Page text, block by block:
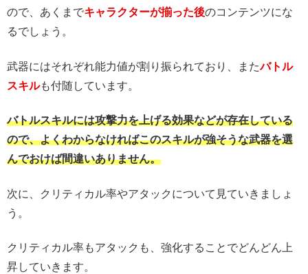
ので、あくまでキャラクターが揃った後のコンテンツにな
るでしょう。
武器にはそれぞれ能力値が割り振られており、またバトル
スキルも付随しています。
バトルスキルには攻撃力を上げる効果などが存在している
ので、よくわからなければこのスキルが強そうな武器を選
んでおけば間違いありません。
次に、クリティカル率やアタックについて見ていきましょ
う。
クリティカル率もアタックも、強化することでどんどん上
昇していきます。